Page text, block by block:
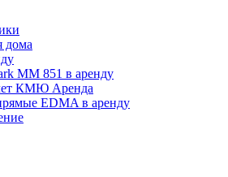
дома
MM 851 в аренду
КМЮ Аренда
EDMA в аренду